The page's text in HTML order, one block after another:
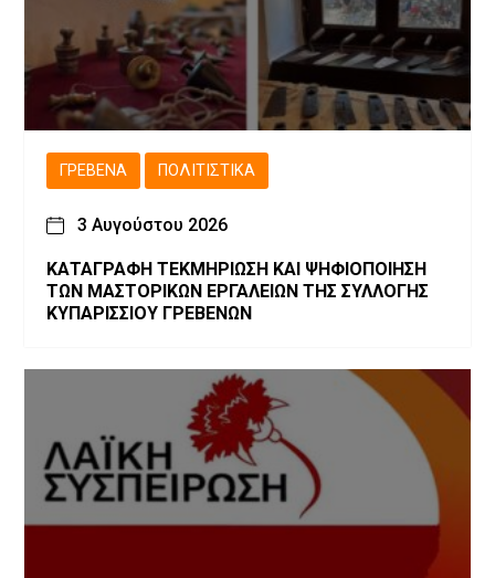
ΓΡΕΒΕΝΆ ΠΟΛΙΤΙΣΤΙΚΆ
3 Αυγούστου 2026
ΚΑΤΑΓΡΑΦΗ ΤΕΚΜΗΡΙΩΣΗ ΚΑΙ ΨΗΦΙΟΠΟΙΗΣΗ
ΤΩΝ ΜΑΣΤΟΡΙΚΩΝ ΕΡΓΑΛΕΙΩΝ ΤΗΣ ΣΥΛΛΟΓΗΣ
ΚΥΠΑΡΙΣΣΙΟΥ ΓΡΕΒΕΝΩΝ